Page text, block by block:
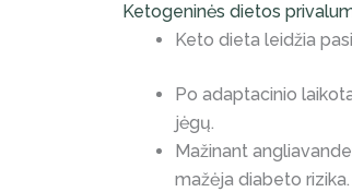
Ketogeninės dietos
Keto dieta leidžia
Po adaptacinio
jėgų.
Mažinant
mažėja diabeto rizika.